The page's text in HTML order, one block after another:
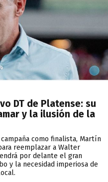
DT de Platense: su
y la ilusión de la
como finalista, Martín
reemplazar a Walter
por delante el gran
y la necesidad imperiosa de